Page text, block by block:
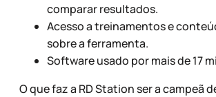
comparar resultados.
Acesso a treinamentos e
sobre a ferramenta.
Software usado por mais de 17
O que faz a RD Station ser a campeã